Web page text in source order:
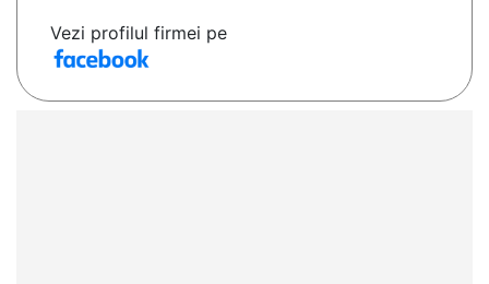
Vezi profilul firmei pe